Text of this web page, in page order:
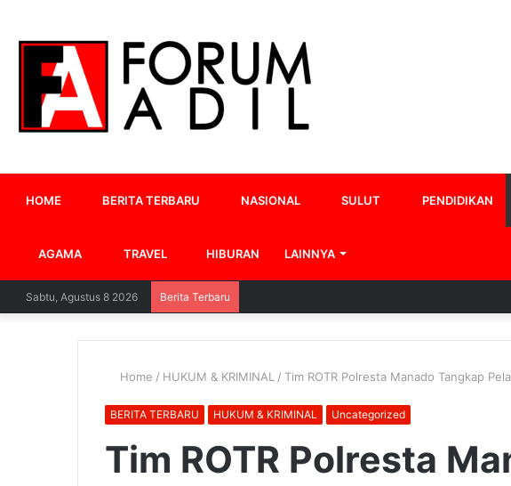
HOME BERITA TERBARU NASIONAL SULUT PENDIDIKAN
AGAMA TRAVEL HIBURAN LAINNYA
Sabtu, Agustus 8 2026 Berita Terbaru
Home / HUKUM & KRIMINAL / Tim ROTR Polresta Manado Tangkap
BERITA TERBARU HUKUM & KRIMINAL Uncategorized
Tim ROTR Polresta